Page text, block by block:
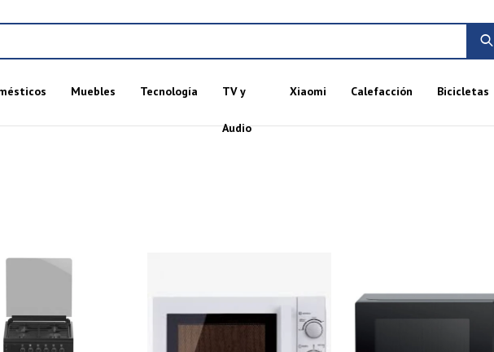
Muebles Tecnología TV y
Audio
Xiaomi Calefacción Bicicletas